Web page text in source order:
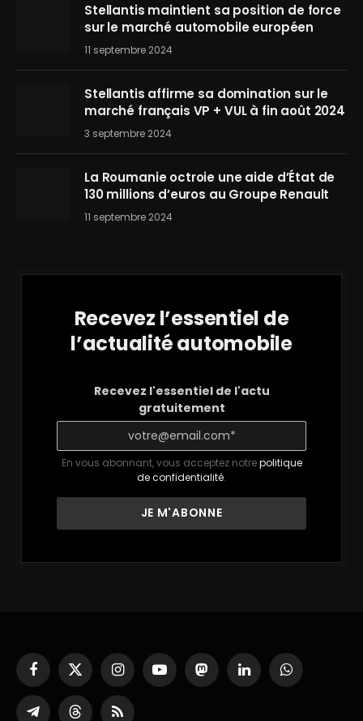
Stellantis maintient sa position de force
sur le marché automobile européen
11 septembre 2024
Stellantis affirme sa domination sur le
marché français VP + VUL à fin août 2024
3 septembre 2024
La Roumanie octroie une aide d’État de
130 millions d’euros au Groupe Renault
11 septembre 2024
Recevez l’essentiel de
l’actualité automobile
Recevez l'essentiel de l'actu
gratuitement
En vous abonnant, vous acceptez notrepolitique
de confidentialité.
Facebook
X
(Twitter)
InstagramYouTubeMastodonLinkedInWhatsApp